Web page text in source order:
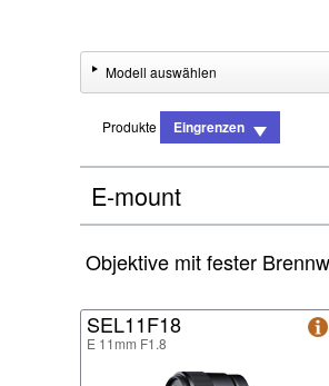
Modell auswählen
Produkte Eingrenzen
E-mount
Objektive mit fester
SEL11F18
E 11mm F1.8